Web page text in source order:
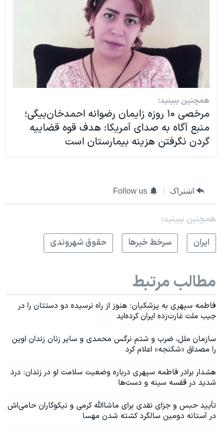
همچنین ببینید:
مرخصی ۱۰ روزه زایمان رضوانه احمدخان‌بیگی؛
منبع آگاه به صدای آمریکا: هدف قوه قضاییه
گردن نگرفتن هزینه بیمارستان است
اشتراک Follow us
همچنبن ببینید:
ايران
سرخط خبرها حقوق شهروندی
مطالب مرتبط
فاطمه سپهری به پزشکیان: هنوز از راه نرسیده دو دستتان را در
جیب ملت غارت‌زده ایران کرده‌اید
سازمان ملل، ضرب و شتم نرگس محمدی و سایر زنان زندان اوین
را مصداق «شکنجه» اعلام کرد
هشدار برادر فاطمه سپهری درباره وضعیت سلامت او در زندان: درد
شدید در قفسه سینه و دست‌ها
تأیید حبس و جزای نقدی برای ماشاالله کرمی و نیکوکاران حامی‌اش
در آستانه دومین سالگرد کشته شدن مهسا